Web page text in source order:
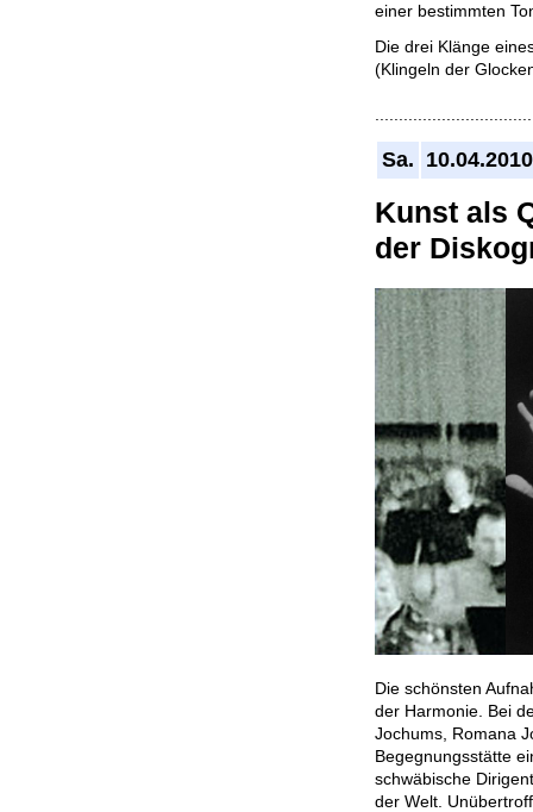
einer bestimmten
Die drei Klänge
(Klingeln der
Sa. 10.04.2010
Kunst als
der
Die schönsten
der Harmonie. Bei
Jochums, Romana
Begegnungsstätte
schwäbische
der Welt.